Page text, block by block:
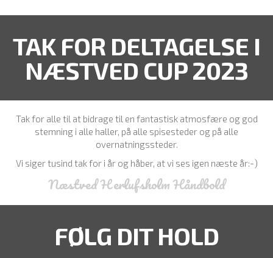
TAK FOR DELTAGELSE I
NÆSTVED CUP 2023
Tak for alle til at bidrage til en fantastisk atmosfære og god
stemning i alle haller, på alle spisesteder og på alle
overnatningssteder.
Vi siger tusind tak for i år og håber, at vi ses igen næste år:-)
Næstved Herlufsholm Håndbold
FØLG DIT HOLD